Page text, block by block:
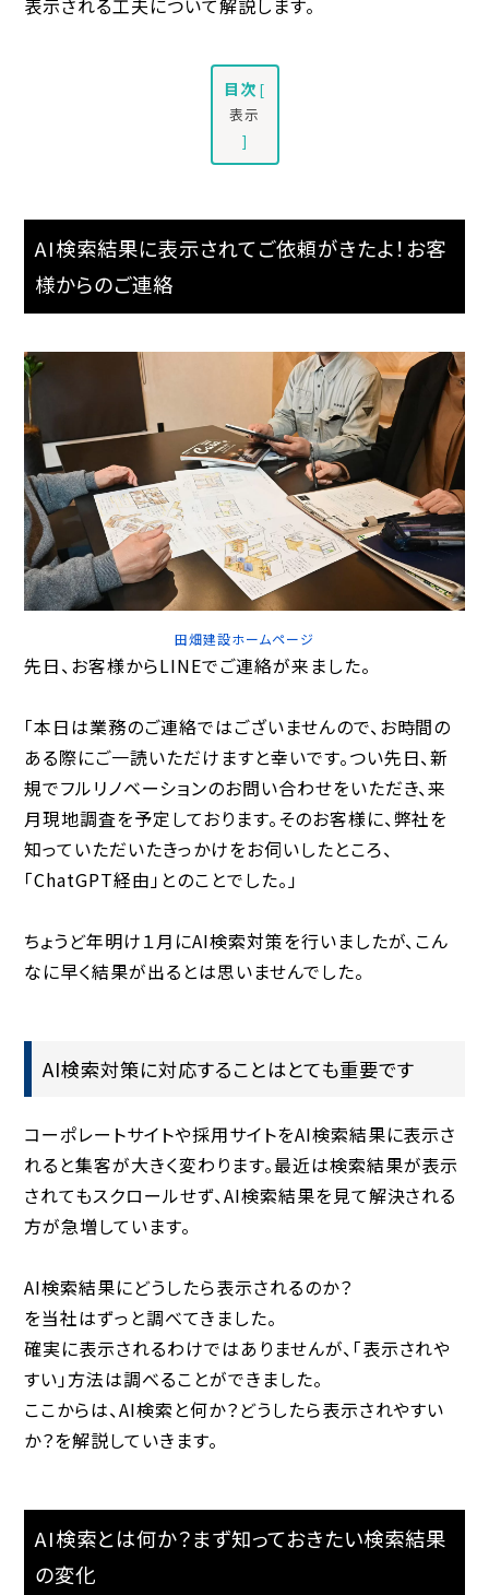
表示される工夫について解説します。
目次 [
表示
]
AI検索結果に表示されてご依頼がきたよ！お客
様からのご連絡
田畑建設ホームページ
先日、お客様からLINEでご連絡が来ました。
「本日は業務のご連絡ではございませんので、お時間の
ある際にご一読いただけますと幸いです。つい先日、新
規でフルリノベーションのお問い合わせをいただき、来
月現地調査を予定しております。そのお客様に、弊社を
知っていただいたきっかけをお伺いしたところ、
「ChatGPT経由」とのことでした。」
ちょうど年明け１月にAI検索対策を行いましたが、こん
なに早く結果が出るとは思いませんでした。
AI検索対策に対応することはとても重要です
コーポレートサイトや採用サイトをAI検索結果に表示さ
れると集客が大きく変わります。最近は検索結果が表示
されてもスクロールせず、AI検索結果を見て解決される
方が急増しています。
AI検索結果にどうしたら表示されるのか？
を当社はずっと調べてきました。
確実に表示されるわけではありませんが、「表示されや
すい」方法は調べることができました。
ここからは、AI検索と何か？どうしたら表示されやすい
か？を解説していきます。
AI検索とは何か？まず知っておきたい検索結果
の変化